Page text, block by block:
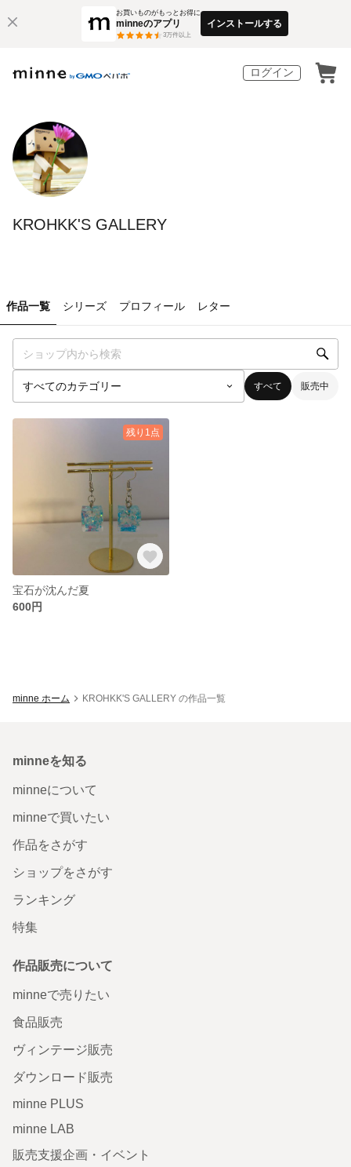
お買いものがもっとお得に
minneのアプリ
3万件以上
インストールする
ログイン
KROHKK'S GALLERY
作品一覧 シリーズ プロフィール レター
すべて 販売中
残り1点
宝石が沈んだ夏
600円
minne ホーム KROHKK'S GALLERY の作品一覧
minneを知る
minneについて
minneで買いたい
作品をさがす
ショップをさがす
ランキング
特集
作品販売について
minneで売りたい
食品販売
ヴィンテージ販売
ダウンロード販売
minne PLUS
minne LAB
販売支援企画・イベント